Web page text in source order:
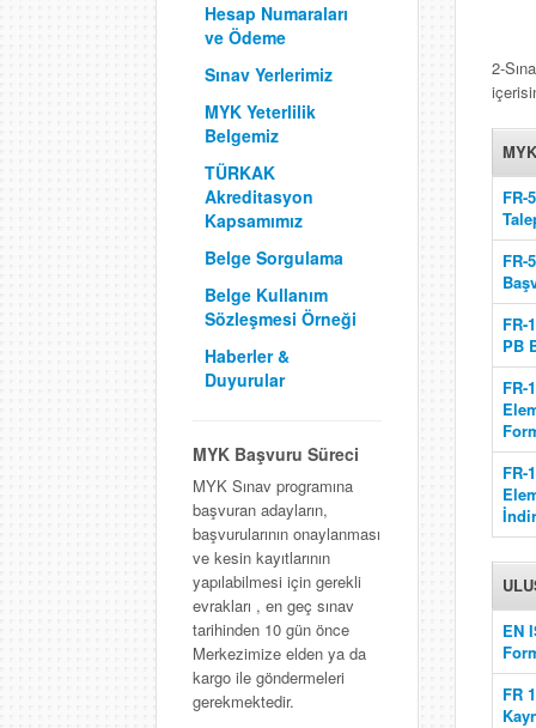
Hesap Numaraları
ve Ödeme
Sınav Yerlerimiz
MYK Yeterlilik
Belgemiz
TÜRKAK
Akreditasyon
Kapsamımız
Belge Sorgulama
Belge Kullanım
Sözleşmesi Örneği
Haberler &
Duyurular
MYK Başvuru Süreci
MYK Sınav programına
başvuran adayların,
başvurularının onaylanması
ve kesin kayıtlarının
yapılabilmesi için gerekli
evrakları , en geç sınav
tarihinden 10 gün önce
Merkezimize elden ya da
kargo ile göndermeleri
gerekmektedir.
2-
FR-
FR-
FR-
PB
FR-
FR-
İndir
EN
FR